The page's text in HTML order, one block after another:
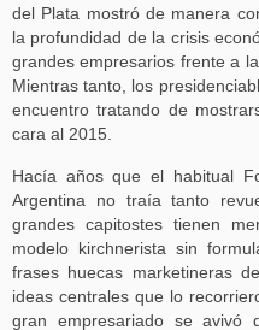
del Plata mostró de manera
la profundidad de la crisis
grandes empresarios frente a
Mientras tanto, los
encuentro tratando de
cara al 2015.
Hacía años que el habitual
Argentina no traía tanto
grandes capitostes tienen
modelo kirchnerista sin
frases huecas marketineras
ideas centrales que lo
gran empresariado se